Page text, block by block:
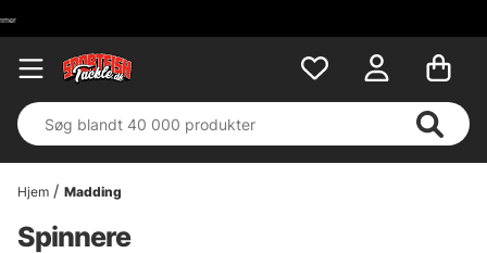
Hjem Madding
Spinnere